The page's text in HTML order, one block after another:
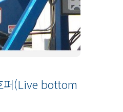
퍼(Live bottom